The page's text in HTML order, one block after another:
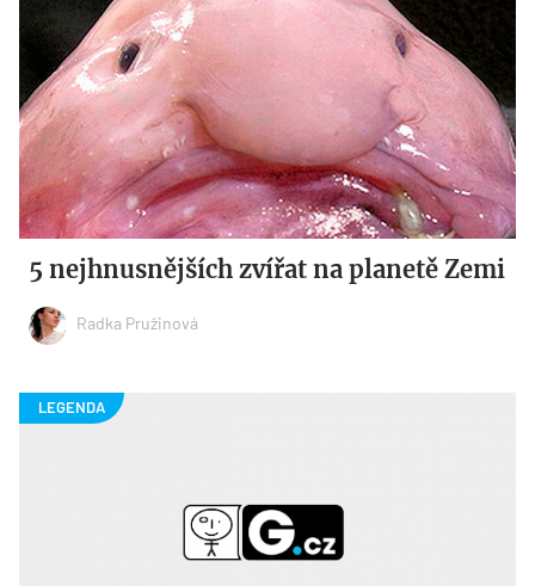
5 nejhnusnějších zvířat na planetě Zemi
Radka Pružinová